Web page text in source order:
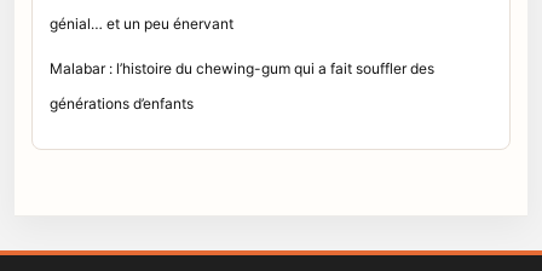
génial… et un peu énervant
Malabar : l’histoire du chewing-gum qui a fait souffler des
générations d’enfants